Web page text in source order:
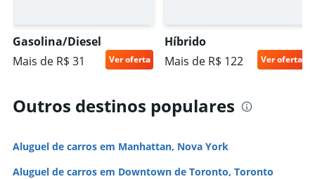
Gasolina/Diesel
Mais de R$ 31
Ver oferta
Híbrido
Mais de R$ 122
Ver oferta
Outros destinos populares
Aluguel de carros em Manhattan, Nova York
Aluguel de carros em Downtown de Toronto, Toronto